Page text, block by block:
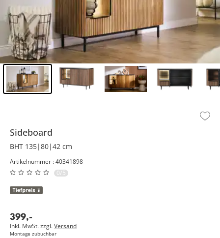
Sideboard
BHT 135|80|42 cm
Artikelnummer : 40341898
0/5
399,-
Inkl. MwSt. zzgl.Versand
Montage zubuchbar